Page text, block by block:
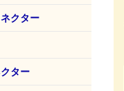
業
クター
業（HTK）
ター